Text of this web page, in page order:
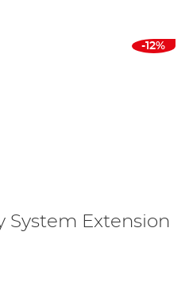
-12%
System Extension